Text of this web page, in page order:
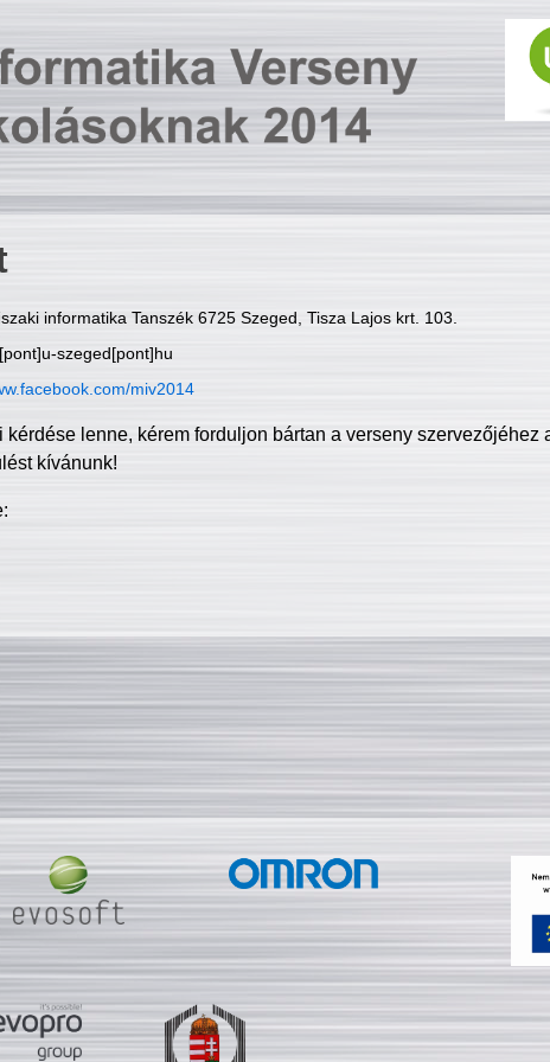
informatika Tanszék 6725 Szeged, Tisza Lajos krt. 103.
szeged[pont]hu
miv2014
kérdése lenne, kérem forduljon bártan a verseny szervezőjéhez
kívánunk!